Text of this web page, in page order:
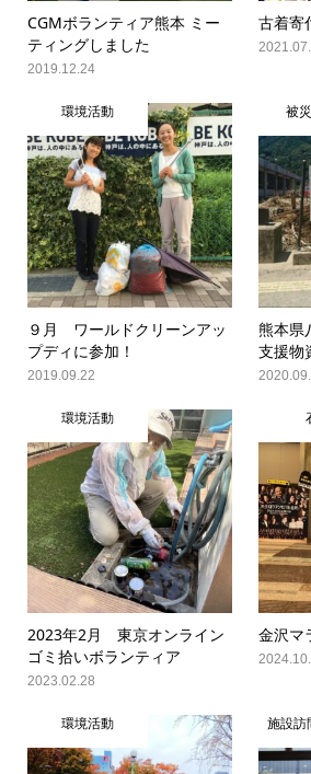
CGMボランティア熊本 ミー
ティングしました
2019.12.24
古着寄
環境活動
９月 ワールドクリーンアッ
プディに参加！
2019.09.22
被
熊本県
支援
環境活動
2023年2月 東京オンライン
ゴミ拾いボランティア
2023.02.28
金沢マ
環境活動 施設訪